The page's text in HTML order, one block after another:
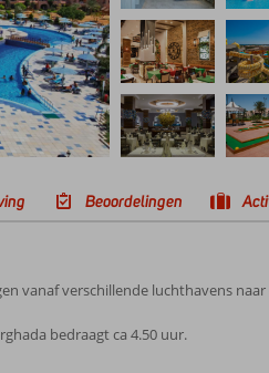
Beoordelingen
vanaf verschillende luchthavens
bedraagt ca 4.50 uur.